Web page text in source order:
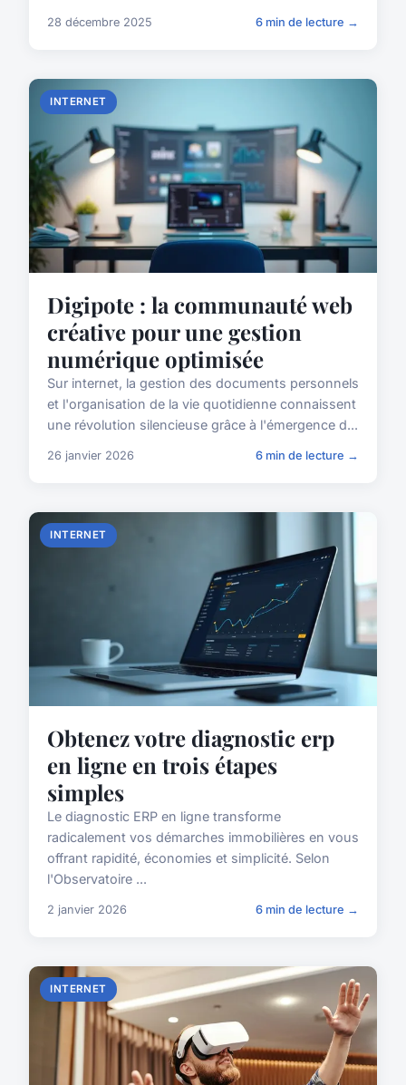
28 décembre 2025 6 min de lecture →
INTERNET
Digipote : la communauté web
créative pour une gestion
numérique optimisée
Sur internet, la gestion des documents personnels
et l'organisation de la vie quotidienne connaissent
une révolution silencieuse grâce à l'émergence d...
26 janvier 2026 6 min de lecture →
INTERNET
Obtenez votre diagnostic erp
en ligne en trois étapes
simples
Le diagnostic ERP en ligne transforme
radicalement vos démarches immobilières en vous
offrant rapidité, économies et simplicité. Selon
l'Observatoire ...
2 janvier 2026 6 min de lecture →
INTERNET